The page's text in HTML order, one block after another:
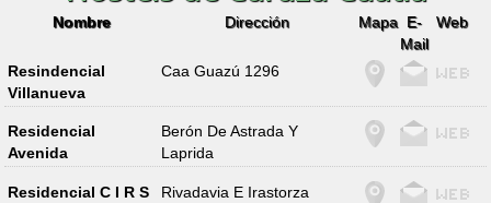
Nombre Dirección Mapa E-
Mail
Web
Resindencial
Villanueva
Caa Guazú 1296
Residencial
Avenida
Berón De Astrada Y
Laprida
Residencial C I R S
Rivadavia E Irastorza